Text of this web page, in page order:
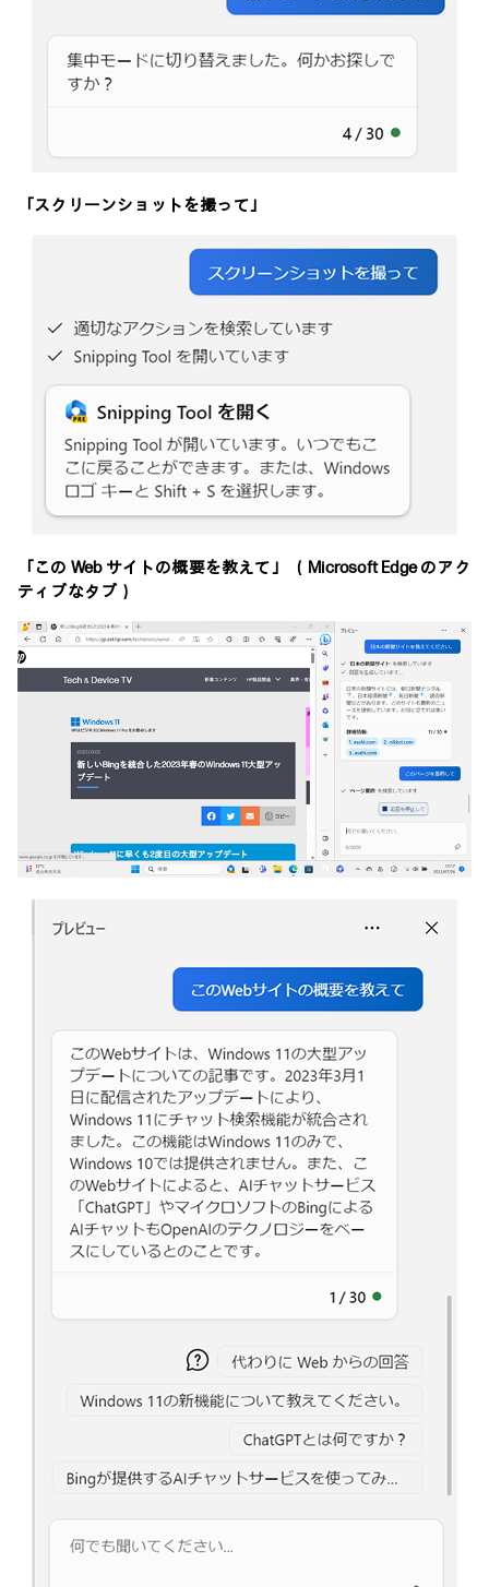
「スクリーンショットを撮って」
「この Web サイトの概要を教えて」 （Microsoft Edge のアク
ティブなタブ）